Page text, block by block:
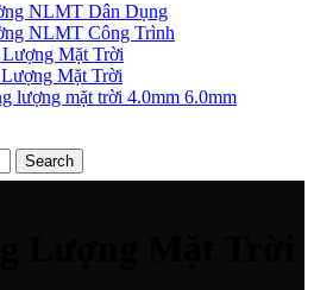
NLMT Dân Dụng
NLMT Công Trình
Mặt Trời
Mặt Trời
lượng mặt trời 4.0mm 6.0mm
Search